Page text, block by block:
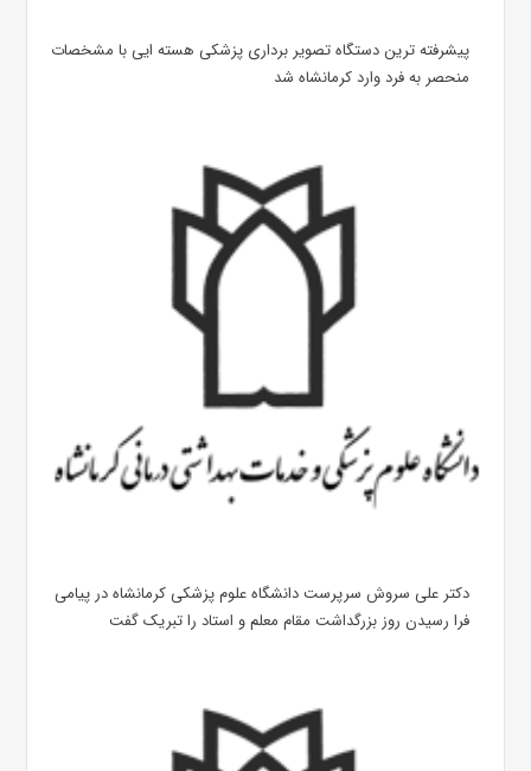
پیشرفته ترین دستگاه تصویر برداری پزشکی هسته ایی با مشخصات
منحصر به فرد وارد کرمانشاه شد
دکتر علی سروش سرپرست دانشگاه علوم پزشکی کرمانشاه در پیامی
فرا رسیدن روز بزرگداشت مقام معلم و استاد را تبریک گفت